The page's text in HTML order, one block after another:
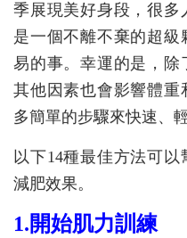
季展現美好身段，很多
是一個不離不棄的超
易的事。幸運的是，除
其他因素也會影響體重
多簡單的步驟來快速、
以下14種最佳方法可
減肥效果。
1.開始肌力訓練